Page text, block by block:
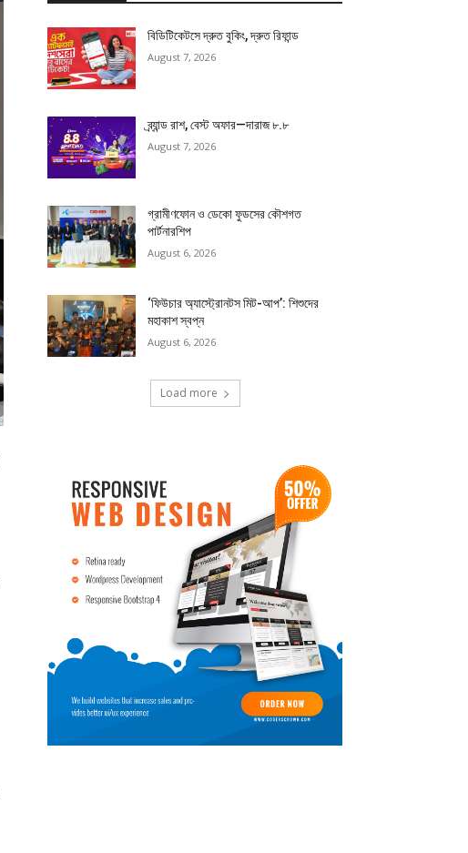
বিডিটিকেটসে দ্রুত বুকিং, দ্রুত রিফান্ড
August 7, 2026
ব্র্যান্ড রাশ, বেস্ট অফার—দারাজ ৮.৮
August 7, 2026
গ্রামীণফোন ও ডেকো ফুডসের কৌশগত
পার্টনারশিপ
August 6, 2026
‘ফিউচার অ্যাস্ট্রোনটস মিট-আপ’: শিশুদের
মহাকাশ স্বপ্ন
August 6, 2026
Load more